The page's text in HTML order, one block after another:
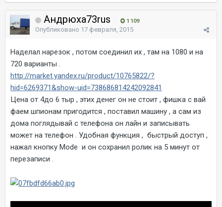
Андрюха73rus 1 109
Опубликовано 17 февраля, 2015
Наделал нарезок , потом соединил их , там на 1080 и на
720 варианты .
http://market.yandex.ru/product/10765822/?
hid=6269371&show-uid=738686814242092841
Цена от 4до 6 тыр , этих денег он не стоит , фишка с вай
фаем шпионам пригодится , поставил машину , а сам из
дома поглядывай с телефона он лайн и записывать
может на телефон . Удобная функция , быстрый доступ ,
нажал кнопку Mode и он сохранил ролик на 5 минут от
перезаписи .